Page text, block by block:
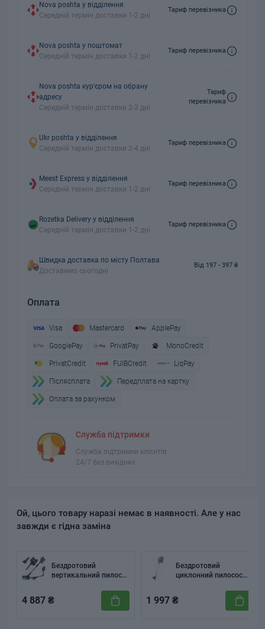
Nova poshta у відділення
Середній термін доставки 1-2 дні
Тариф перевізника
Nova poshta у поштомат
Середній термін доставки 1-2 дні
Тариф перевізника
Nova poshta кур'єром на обрану
адресу
Середній термін доставки 2-3 дні
Тариф
перевізника
Ukr poshta у відділення
Середній термін доставки 2-4 дні
Тариф перевізника
Meest Express у відділення
Середній термін доставки 1-2 дні
Тариф перевізника
Rozetka Delivery у відділення
Середній термін доставки 1-2 дні
Тариф перевізника
Швидка доставка по місту Полтава
Доставимо сьогодні
Від 197 - 397 ₴
Оплата
Visa Mastercard ApplePay
GooglePay PrivatPay MonoCredit
PrivatCredit FUIBCredit LiqPay
Пiслясплата Передплата на картку
Оплата за рахунком
Служба підтримки
Служба підтримки клієнтів
24/7 без вихідних
Ой, цього товару наразі немає в наявності. Але у нас
завжди є гідна заміна
Бездротовий
вертикальний пилосос
4 887 ₴
Бездротовий
циклонний пилосос
1 997 ₴